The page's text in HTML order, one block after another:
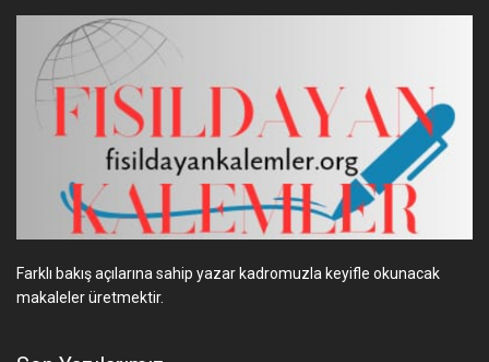
Farklı bakış açılarına sahip yazar kadromuzla keyifle okunacak
makaleler üretmektir.